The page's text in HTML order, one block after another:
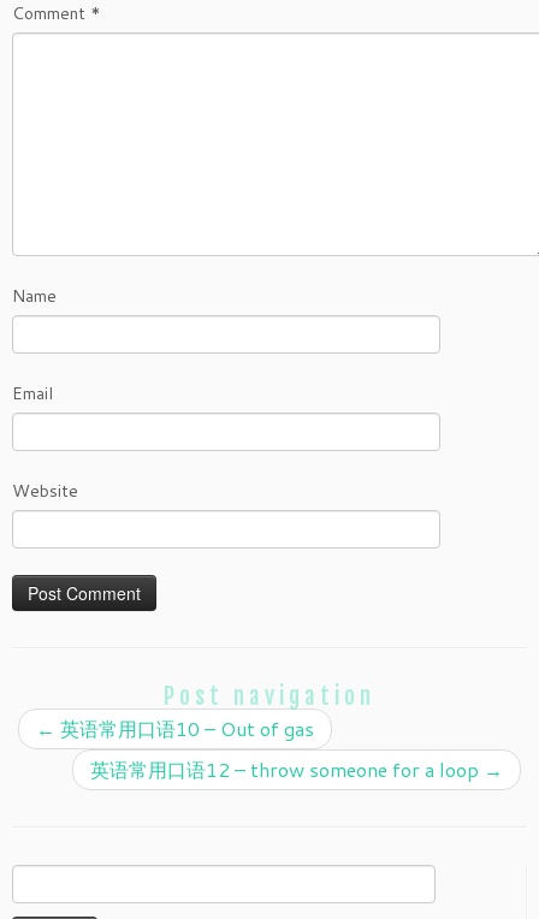
Comment *
Name
Email
Website
Post navigation
← 英语常用口语10 – Out of gas
英语常用口语12 – throw someone for a loop →
for: